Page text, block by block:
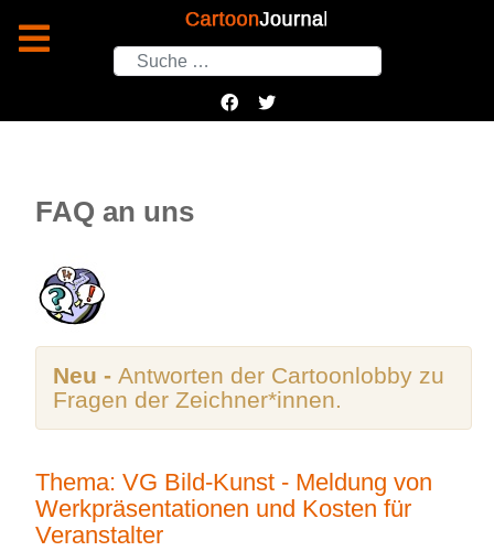
Suchen
FAQ an uns
Neu - Antworten der Cartoonlobby zu
Fragen der Zeichner*innen.
Thema: VG Bild-Kunst - Meldung von
Werkpräsentationen und Kosten für
Veranstalter